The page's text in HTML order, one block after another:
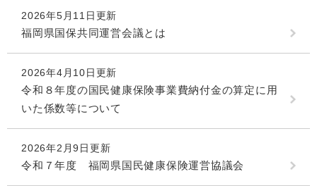
2026年5月11日更新
福岡県国保共同運営会議とは
2026年4月10日更新
令和８年度の国民健康保険事業費納付金の算定に用
いた係数等について
2026年2月9日更新
令和７年度 福岡県国民健康保険運営協議会